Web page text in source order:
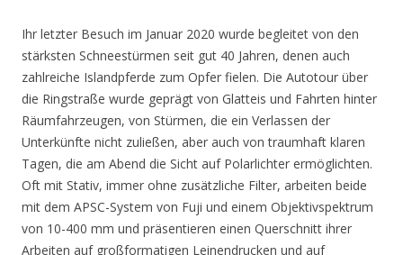
Ihr letzter Besuch im Januar 2020 wurde begleitet von den
stärksten Schneestürmen seit gut 40 Jahren, denen auch
zahlreiche Islandpferde zum Opfer fielen. Die Autotour über
die Ringstraße wurde geprägt von Glatteis und Fahrten hinter
Räumfahrzeugen, von Stürmen, die ein Verlassen der
Unterkünfte nicht zuließen, aber auch von traumhaft klaren
Tagen, die am Abend die Sicht auf Polarlichter ermöglichten.
Oft mit Stativ, immer ohne zusätzliche Filter, arbeiten beide
mit dem APSC-System von Fuji und einem Objektivspektrum
von 10-400 mm und präsentieren einen Querschnitt ihrer
Arbeiten auf großformatigen Leinendrucken und auf